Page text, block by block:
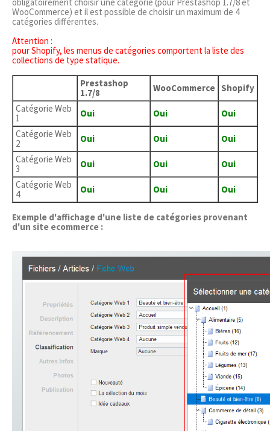
WooCommerce) et il est possible de choisir un maximum de 4
catégories différentes.
Attention :
pour Shopify, les menus de catégories comportent la liste des
collections de type statique.
Prestashop
1.7/8
WooCommerce Shopify
Catégorie Web
1
Oui Oui
Oui
Catégorie Web
2
Oui Oui
Oui
Catégorie Web
3
Oui Oui
Oui
Catégorie Web
4
Oui Oui Oui
Exemple d'affichage d'une liste de catégories provenant
d'un site ecommerce :